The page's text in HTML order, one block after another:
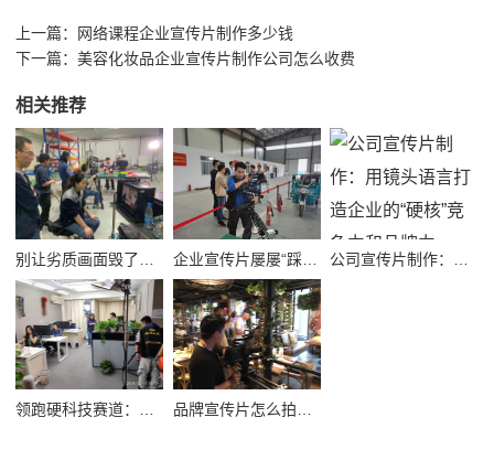
上一篇：
网络课程企业宣传片制作多少钱
下一篇： 美容化妆品企业宣传片制作公司怎么收费
相关推荐